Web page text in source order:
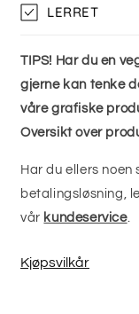
LERRET
TIPS! Har du en
gjerne kan tenke
våre grafiske
Oversikt over
Har du ellers
betalingsløsning,
vår kundeservice.
Kjøpsvilkår